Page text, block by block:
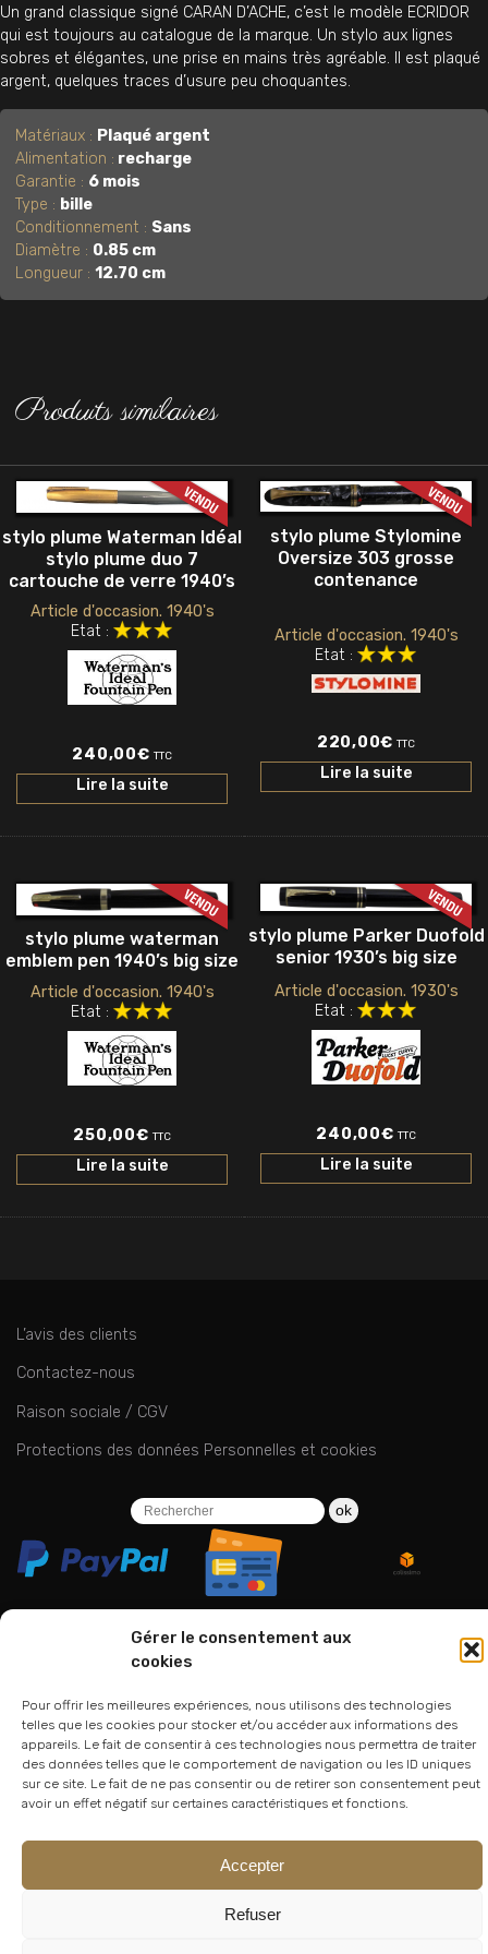
Gérer le consentement aux
cookies
Pour offrir les meilleures expériences, nous utilisons des technologies
telles que les cookies pour stocker et/ou accéder aux informations des
appareils. Le fait de consentir à ces technologies nous permettra de traiter
des données telles que le comportement de navigation ou les ID uniques
sur ce site. Le fait de ne pas consentir ou de retirer son consentement peut
avoir un effet négatif sur certaines caractéristiques et fonctions.
Accepter
Refuser
Un grand classique signé CARAN D’ACHE, c’est le modèle ECRIDOR
qui est toujours au catalogue de la marque. Un stylo aux lignes
sobres et élégantes, une prise en mains très agréable. Il est plaqué
argent, quelques traces d’usure peu choquantes.
Matériaux : Plaqué argent
Alimentation : recharge
Garantie : 6 mois
Type : bille
Conditionnement : Sans
Diamètre : 0.85 cm
Longueur :12.70 cm
Produits similaires
stylo plume Waterman Idéal
stylo plume duo 7
cartouche de verre 1940’s
Article d'occasion. 1940's
Etat :
240,00€ TTC
Lire la suite
stylo plume Stylomine
Oversize 303 grosse
contenance
Article d'occasion. 1940's
Etat :
220,00€ TTC
Lire la suite
stylo plume waterman
emblem pen 1940’s big size
Article d'occasion. 1940's
Etat :
250,00€ TTC
Lire la suite
stylo plume Parker Duofold
senior 1930’s big size
Article d'occasion. 1930's
Etat :
240,00€ TTC
Lire la suite
L’avis des clients
Contactez-nous
Raison sociale / CGV
Protections des données Personnelles et cookies
ok
01 75 33 00 85
Atelier Lesoon |King Bee Std